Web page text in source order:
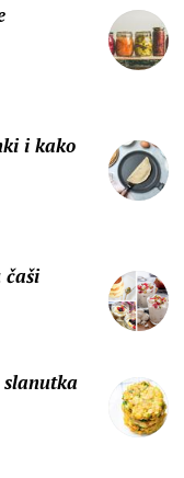
i kako
čaši
slanutka